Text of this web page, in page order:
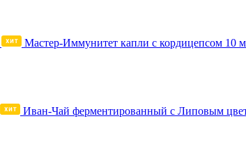
Мастер-Иммунитет капли с кордицепсом 10
Иван-Чай ферментированный с Липовым